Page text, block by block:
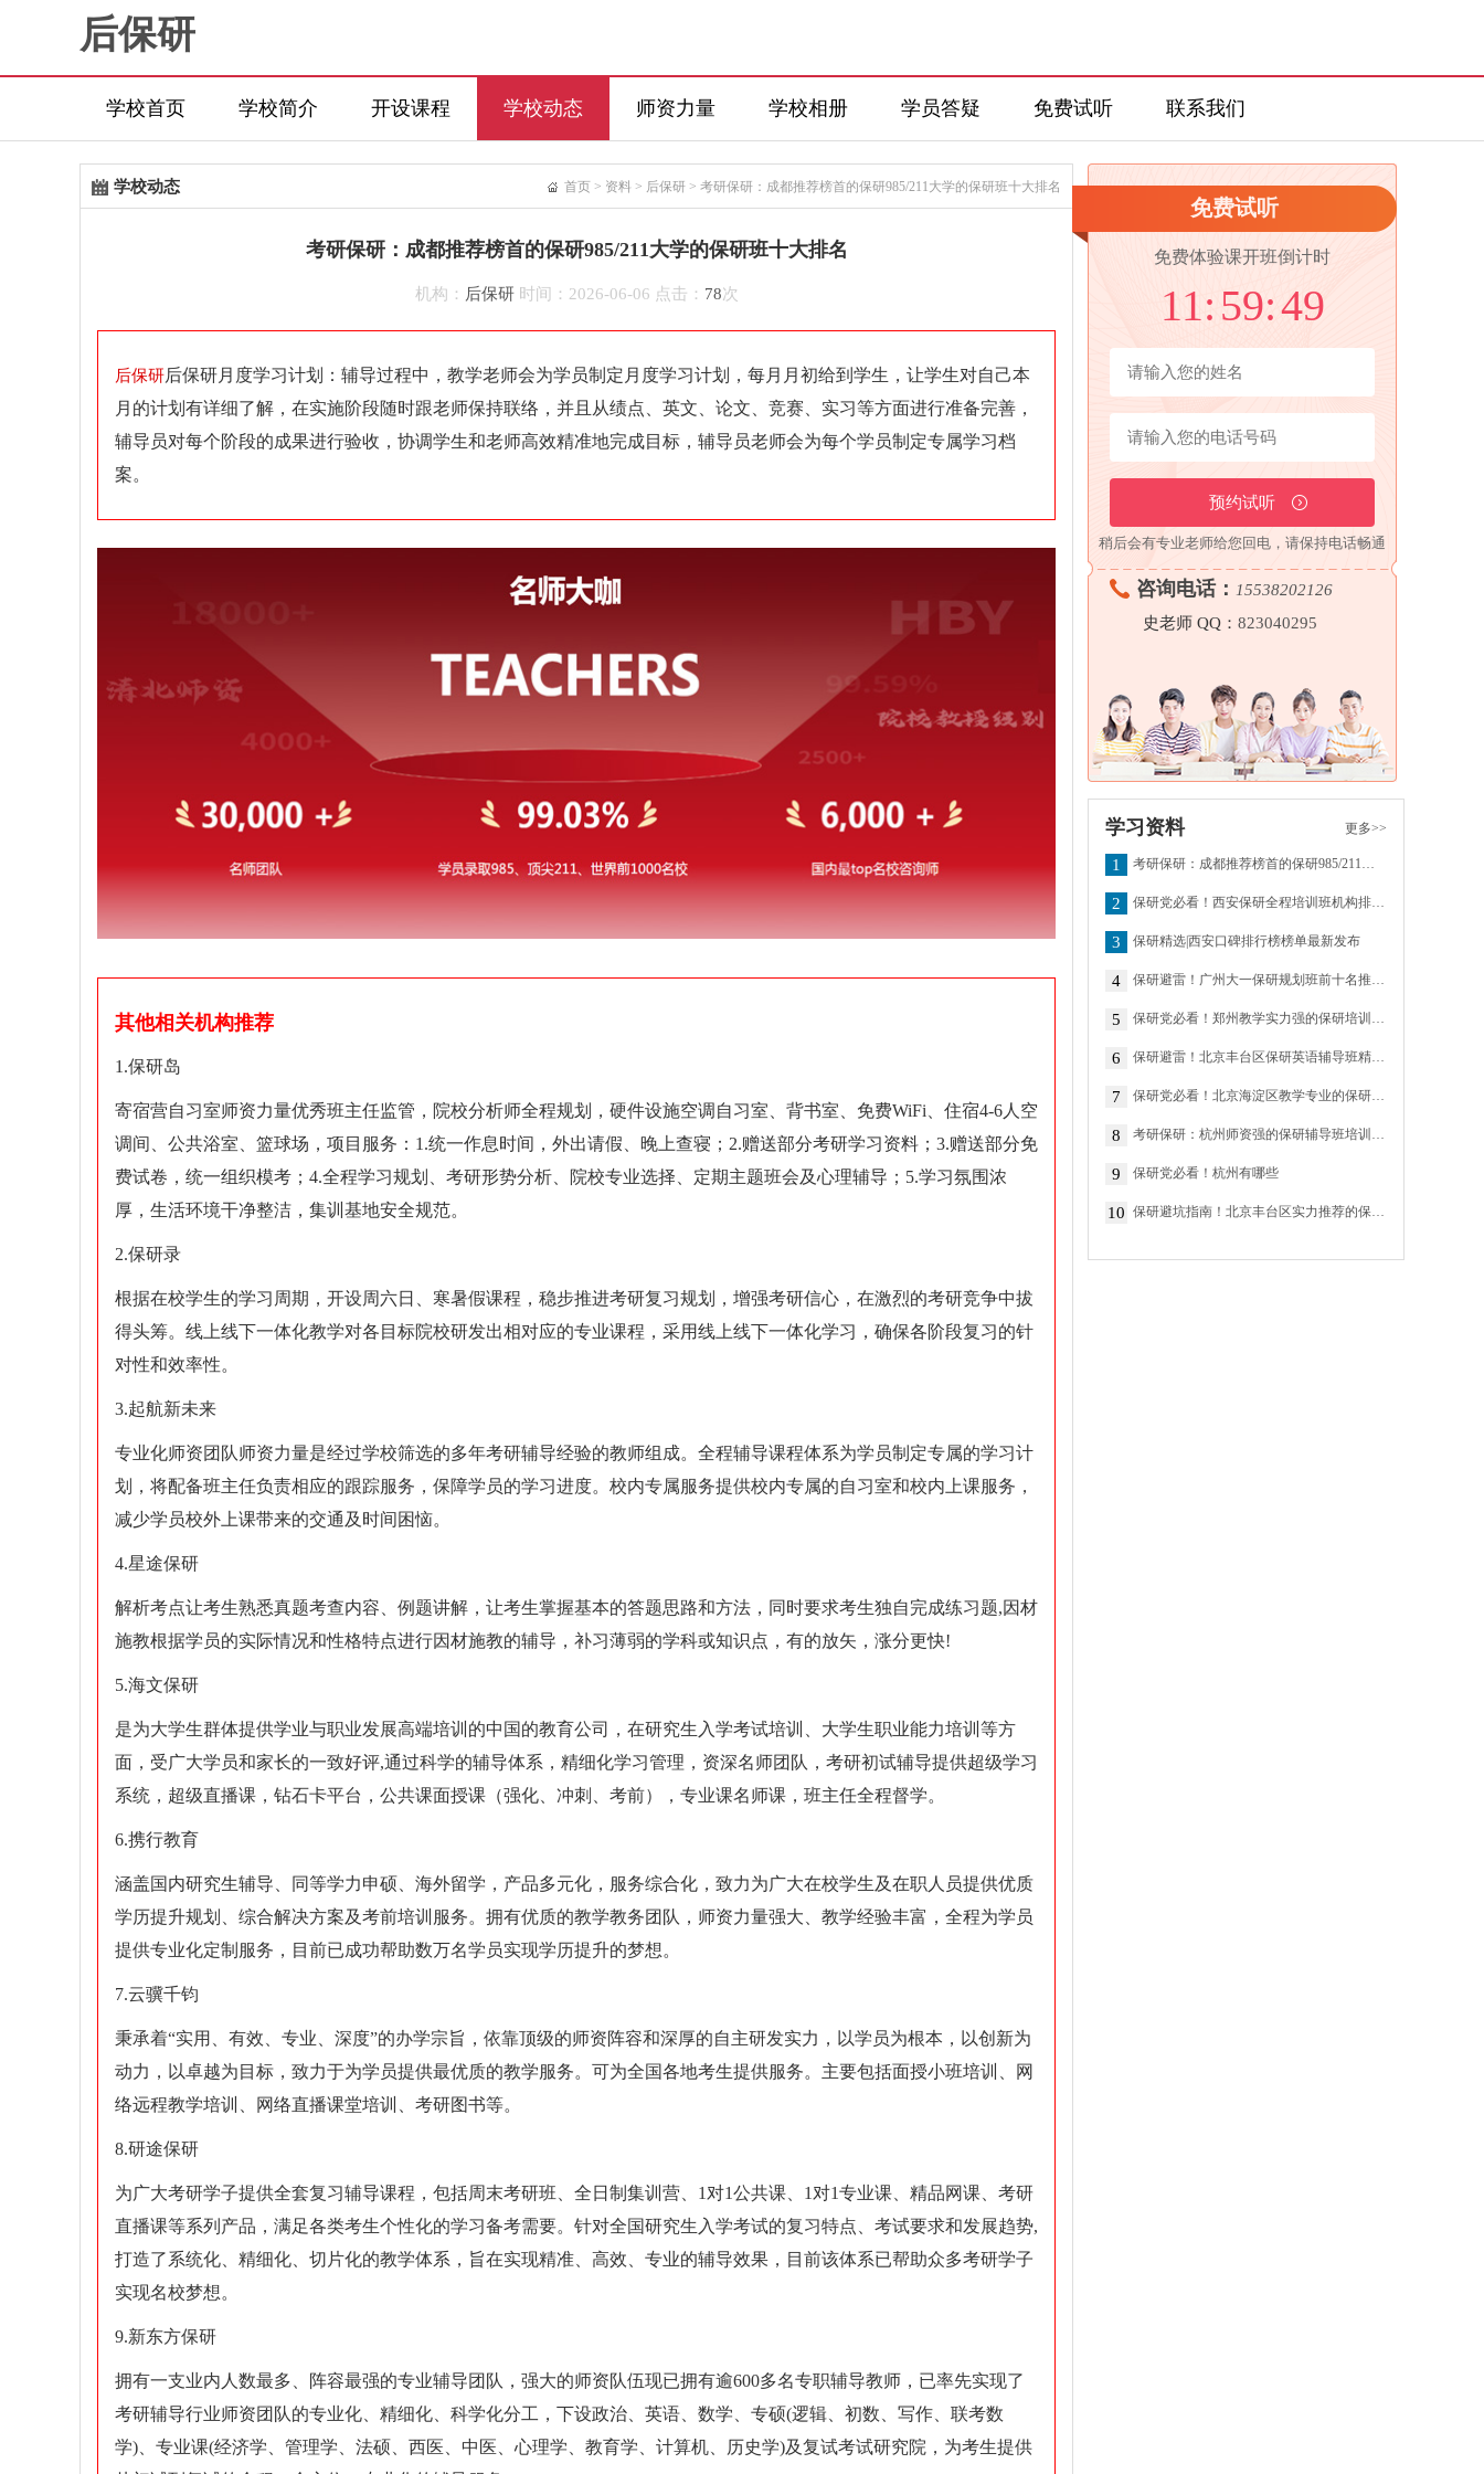
后保研
学校首页 学校简介 开设课程 学校动态 师资力量 学校相册 学员答疑 免费试听 联系我们
首页 > 资料 > 后保研 > 考研保研：成都推荐榜首的保研985/211大学的保研班十大排名
学校动态
考研保研：成都推荐榜首的保研985/211大学的保研班十大排名
机构： 后保研 时间：2026-06-06 点击： 78次
后保研后保研月度学习计划：辅导过程中，教学老师会为学员制定月度学习计划，每月月初给到学生，让学生对自己本
月的计划有详细了解，在实施阶段随时跟老师保持联络，并且从绩点、英文、论文、竞赛、实习等方面进行准备完善，
辅导员对每个阶段的成果进行验收，协调学生和老师高效精准地完成目标，辅导员老师会为每个学员制定专属学习档
案。
其他相关机构推荐
1.保研岛
寄宿营自习室师资力量优秀班主任监管，院校分析师全程规划，硬件设施空调自习室、背书室、免费WiFi、住宿4-6人空
调间、公共浴室、篮球场，项目服务：1.统一作息时间，外出请假、晚上查寝；2.赠送部分考研学习资料；3.赠送部分免
费试卷，统一组织模考；4.全程学习规划、考研形势分析、院校专业选择、定期主题班会及心理辅导；5.学习氛围浓
厚，生活环境干净整洁，集训基地安全规范。
2.保研录
根据在校学生的学习周期，开设周六日、寒暑假课程，稳步推进考研复习规划，增强考研信心，在激烈的考研竞争中拔
得头筹。线上线下一体化教学对各目标院校研发出相对应的专业课程，采用线上线下一体化学习，确保各阶段复习的针
对性和效率性。
3.起航新未来
专业化师资团队师资力量是经过学校筛选的多年考研辅导经验的教师组成。全程辅导课程体系为学员制定专属的学习计
划，将配备班主任负责相应的跟踪服务，保障学员的学习进度。校内专属服务提供校内专属的自习室和校内上课服务，
减少学员校外上课带来的交通及时间困恼。
4.星途保研
解析考点让考生熟悉真题考查内容、例题讲解，让考生掌握基本的答题思路和方法，同时要求考生独自完成练习题,因材
施教根据学员的实际情况和性格特点进行因材施教的辅导，补习薄弱的学科或知识点，有的放矢，涨分更快!
5.海文保研
是为大学生群体提供学业与职业发展高端培训的中国的教育公司，在研究生入学考试培训、大学生职业能力培训等方
面，受广大学员和家长的一致好评,通过科学的辅导体系，精细化学习管理，资深名师团队，考研初试辅导提供超级学习
系统，超级直播课，钻石卡平台，公共课面授课（强化、冲刺、考前），专业课名师课，班主任全程督学。
6.携行教育
涵盖国内研究生辅导、同等学力申硕、海外留学，产品多元化，服务综合化，致力为广大在校学生及在职人员提供优质
学历提升规划、综合解决方案及考前培训服务。拥有优质的教学教务团队，师资力量强大、教学经验丰富，全程为学员
提供专业化定制服务，目前已成功帮助数万名学员实现学历提升的梦想。
7.云骥千钧
秉承着“实用、有效、专业、深度”的办学宗旨，依靠顶级的师资阵容和深厚的自主研发实力，以学员为根本，以创新为
动力，以卓越为目标，致力于为学员提供最优质的教学服务。可为全国各地考生提供服务。主要包括面授小班培训、网
络远程教学培训、网络直播课堂培训、考研图书等。
8.研途保研
为广大考研学子提供全套复习辅导课程，包括周末考研班、全日制集训营、1对1公共课、1对1专业课、精品网课、考研
直播课等系列产品，满足各类考生个性化的学习备考需要。针对全国研究生入学考试的复习特点、考试要求和发展趋势,
打造了系统化、精细化、切片化的教学体系，旨在实现精准、高效、专业的辅导效果，目前该体系已帮助众多考研学子
实现名校梦想。
9.新东方保研
拥有一支业内人数最多、阵容最强的专业辅导团队，强大的师资队伍现已拥有逾600多名专职辅导教师，已率先实现了
考研辅导行业师资团队的专业化、精细化、科学化分工，下设政治、英语、数学、专硕(逻辑、初数、写作、联考数
学)、专业课(经济学、管理学、法硕、西医、中医、心理学、教育学、计算机、历史学)及复试考试研究院，为考生提供
免费试听
免费体验课开班倒计时
11: 59:48
稍后会有专业老师给您回电，请保持电话畅通
咨询电话： 15538202126
史老师 QQ： 823040295
更多>>
学习资料
1 考研保研：成都推荐榜首的保研985/211大学的保研班十大排名
2 保研党必看！西安保研全程培训班机构排名一览最新
3 保研精选|西安口碑排行榜榜单最新发布
4 保研避雷！广州大一保研规划班前十名推荐一览
5 保研党必看！郑州教学实力强的保研培训机构排名前十
6 保研避雷！北京丰台区保研英语辅导班精选机构有哪些
7 保研党必看！北京海淀区教学专业的保研辅导机构精选排名榜
8 考研保研：杭州师资强的保研辅导班培训机构精选排名榜
9 保研党必看！杭州有哪些
10 保研避坑指南！北京丰台区实力推荐的保研班机构前三名